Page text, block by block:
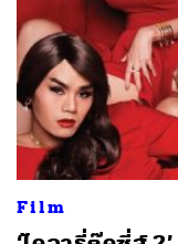
Film
ค้นหา